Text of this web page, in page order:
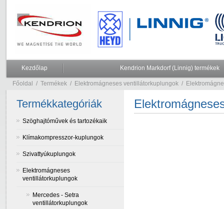
Kezdőlap Kendrion Markdorf (Linnig) termékek
Főoldal / Termékek / Elektromágneses ventillátorkuplungok /
Termékkategóriák
Szöghajtóművek és tartozékaik
Klímakompresszor-kuplungok
Szivattyúkuplungok
Elektromágneses
ventillátorkuplungok
Mercedes - Setra
ventillátorkuplungok